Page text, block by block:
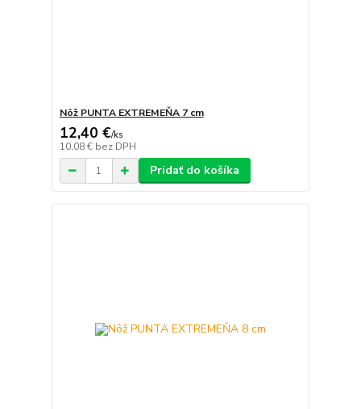
Nôž PUNTA EXTREMEŇA 7 cm
12,40 €/ks
10,08 € bez DPH
Pridať do košíka